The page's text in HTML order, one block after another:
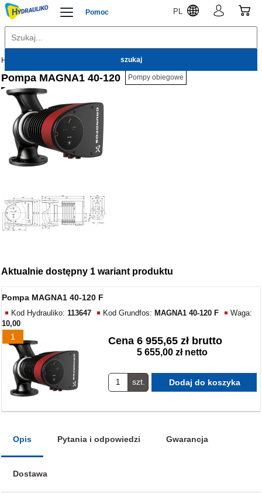
Pomoc PL
Hydrauliko Pompy Obiegowe
Pompa MAGNA1 40-120 Pompy obiegowe
Aktualnie dostępny 1 wariant produktu
1
Pompa MAGNA1 40-120 F
Kod Hydrauliko:113647 Kod Grundfos: MAGNA1 40-120 F
Waga:
10,00
Cena 6 955,65 zł brutto
5 655,00 zł netto
szt.
Opis Pytania i odpowiedzi Gwarancja
Dostawa